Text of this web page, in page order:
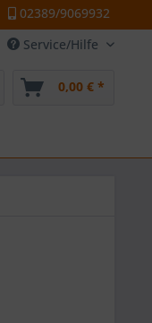
02389/9069932
Service/Hilfe
0,00 € *